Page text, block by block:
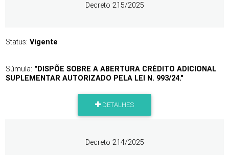
Decreto 215/2025
Status: Vigente
Súmula: "DISPÕE SOBRE A ABERTURA CRÉDITO ADICIONAL
SUPLEMENTAR AUTORIZADO PELA LEI N. 993/24."
DETALHES
Decreto 214/2025